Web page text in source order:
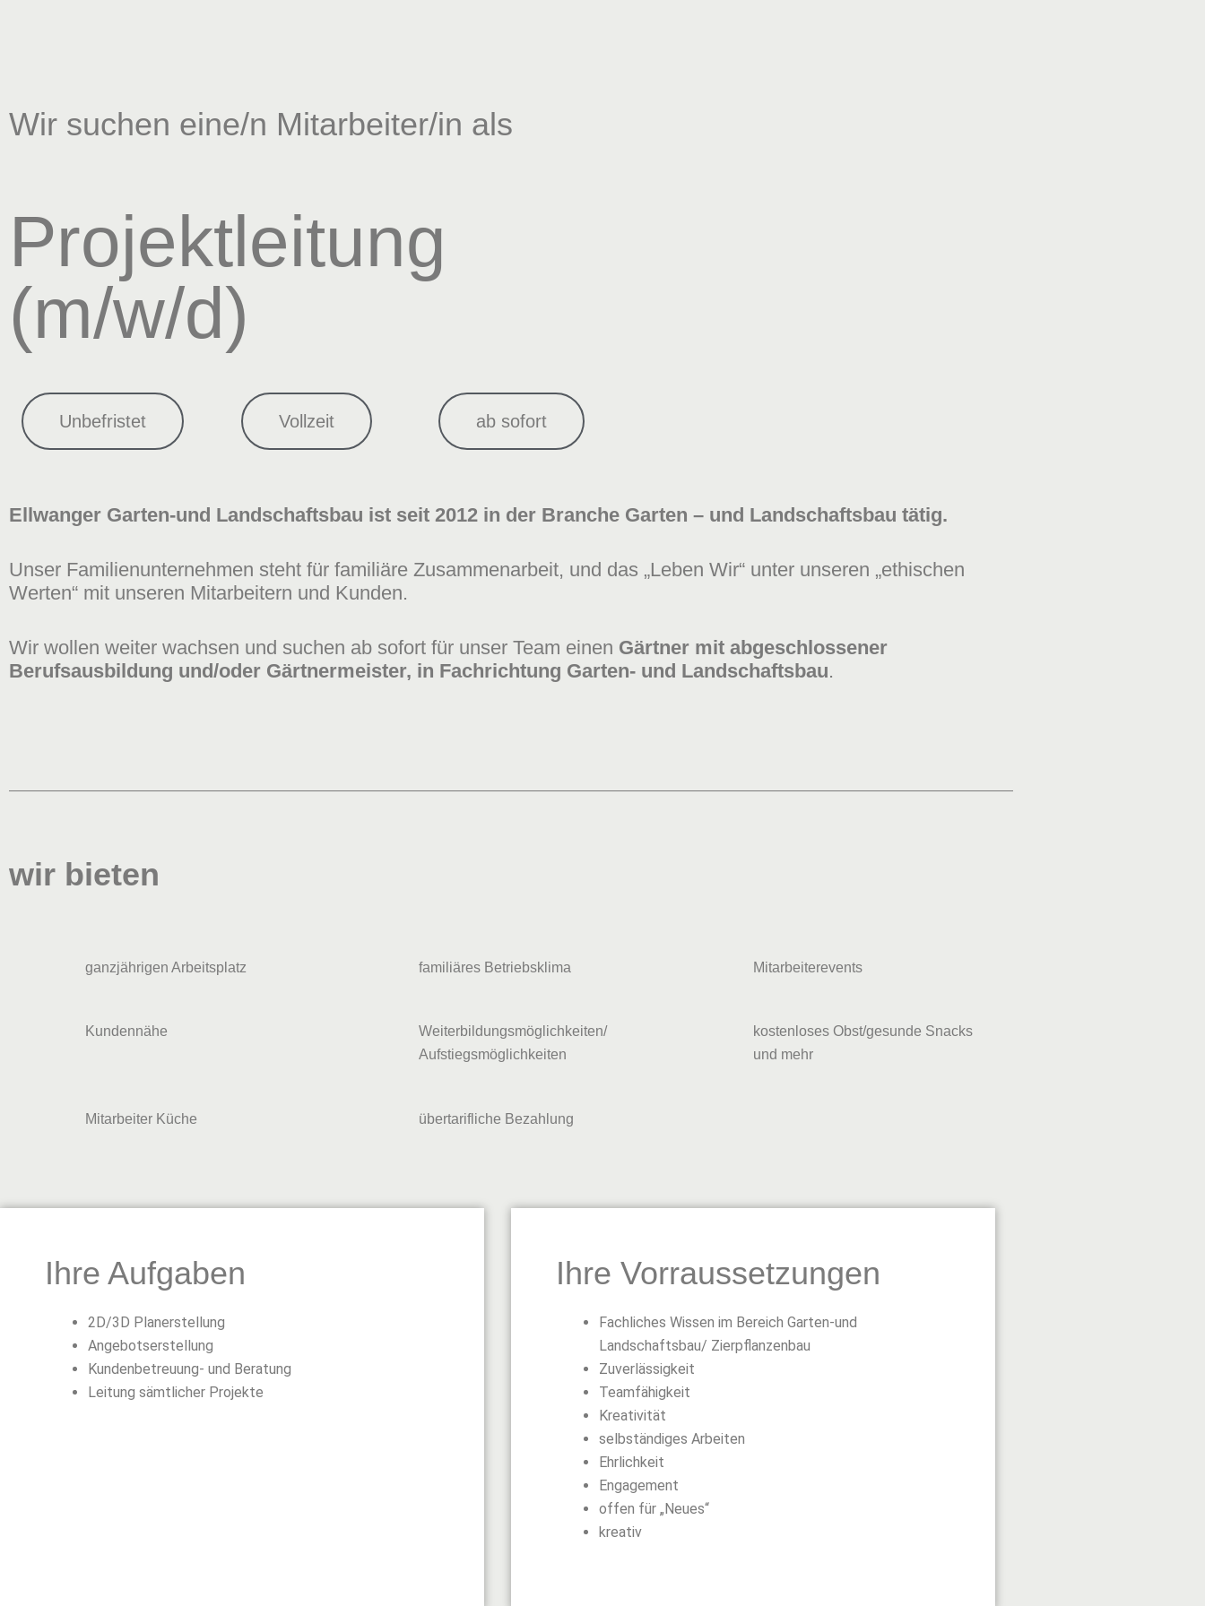
Wir suchen eine/n Mitarbeiter/in als
Projektleitung
(m/w/d)
Unbefristet Vollzeit ab sofort
Ellwanger Garten-und Landschaftsbau ist seit 2012 in der Branche Garten – und Landschaftsbau tätig.
Unser Familienunternehmen steht für familiäre Zusammenarbeit, und das „Leben Wir“ unter unseren „ethischen
Werten“ mit unseren Mitarbeitern und Kunden.
Wir wollen weiter wachsen und suchen ab sofort für unser Team einen Gärtner mit abgeschlossener
Berufsausbildung und/oder Gärtnermeister, in Fachrichtung Garten- und Landschaftsbau.
wir bieten
ganzjährigen Arbeitsplatz familiäres Betriebsklima Mitarbeiterevents
Kundennähe
Weiterbildungsmöglichkeiten/
Aufstiegsmöglichkeiten
kostenloses Obst/gesunde Snacks
und mehr
Mitarbeiter Küche übertarifliche Bezahlung
Ihre Aufgaben
2D/3D Planerstellung
Angebotserstellung
Kundenbetreuung- und Beratung
Leitung sämtlicher Projekte
Ihre Vorraussetzungen
Fachliches Wissen im Bereich Garten-und
Landschaftsbau/ Zierpflanzenbau
Zuverlässigkeit
Teamfähigkeit
Kreativität
selbständiges Arbeiten
Ehrlichkeit
Engagement
offen für „Neues“
kreativ